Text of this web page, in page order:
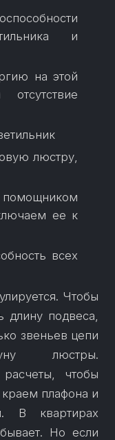
и
на этой
люстру,
ее к
всех
Чтобы
длину подвеса,
звеньев цепи
люстры.
чтобы
плафона и
квартирах
Но если